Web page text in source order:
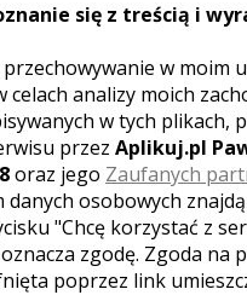
Liczba
się z treścią i
w moim
celach analizy moich
w tych plikach,
przez Aplikuj.pl
oraz jego Zaufanych
osobowych
"Chcę korzystać z
zgodę. Zgoda na
poprzez link